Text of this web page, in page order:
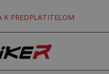
K PREDPLATITEĽOM